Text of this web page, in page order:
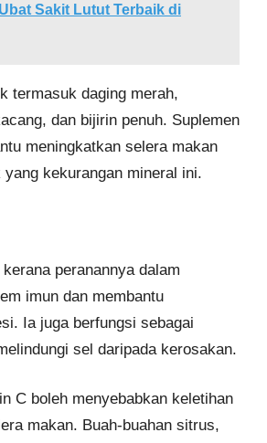
Sakit Lutut Terbaik di
termasuk daging merah,
dan bijirin penuh. Suplemen
meningkatkan selera makan
kekurangan mineral ini.
peranannya dalam
imun dan membantu
Ia juga berfungsi sebagai
sel daripada kerosakan.
C boleh menyebabkan keletihan
makan. Buah-buahan sitrus,